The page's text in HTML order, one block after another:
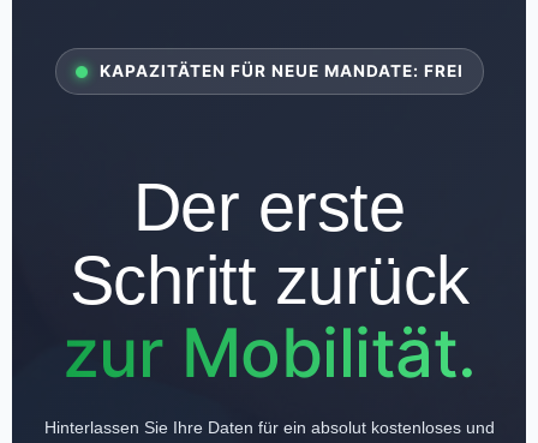
KAPAZITÄTEN FÜR NEUE MANDATE: FREI
Der erste
Schritt zurück
zur Mobilität.
Hinterlassen Sie Ihre Daten für ein absolut kostenloses und